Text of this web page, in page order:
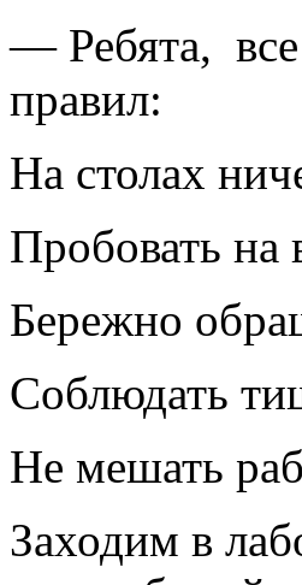
— Ребята,
правил:
На столах
Пробовать на
Бережно
Соблюдать
Не мешать
Заходим в